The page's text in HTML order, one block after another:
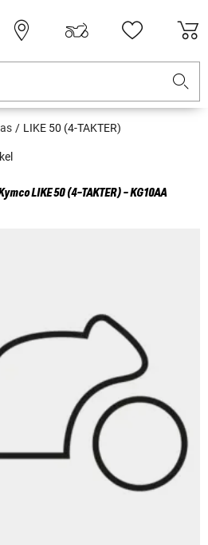
LIKE 50 (4-TAKTER)
LIKE 50 (4-TAKTER) - KG10AA